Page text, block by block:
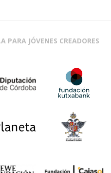
PARA JÓVENES CREADORES